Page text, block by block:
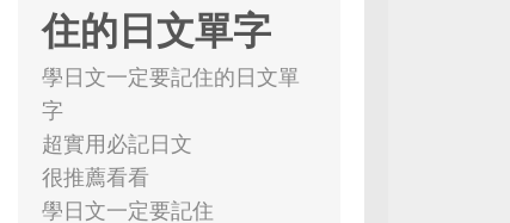
住的日文單字
學日文一定要記住的日文單
字
超實用必記日文
很推薦看看
學日文一定要記住